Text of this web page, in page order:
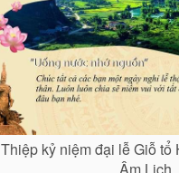
Thiệp kỷ niệm đại lễ Giỗ tổ